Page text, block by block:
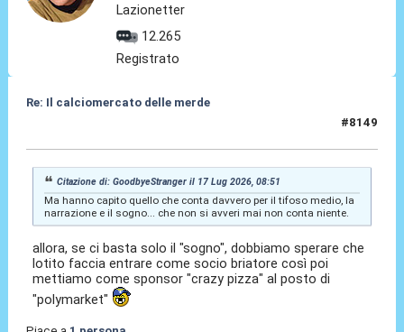
Lazionetter
12.265
Registrato
Re: Il calciomercato delle merde
#8149
Citazione di: GoodbyeStranger il 17 Lug 2026, 08:51
Ma hanno capito quello che conta davvero per il tifoso medio, la
narrazione e il sogno... che non si avveri mai non conta niente.
allora, se ci basta solo il "sogno", dobbiamo sperare che
lotito faccia entrare come socio briatore così poi
mettiamo come sponsor "crazy pizza" al posto di
"polymarket"